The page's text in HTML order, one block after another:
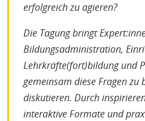
erfolgreich zu agieren?
Die Tagung bringt
Bildungsadministration,
Lehrkräfte(fort)bildung und
gemeinsam diese Fragen zu
diskutieren. Durch
interaktive Formate und